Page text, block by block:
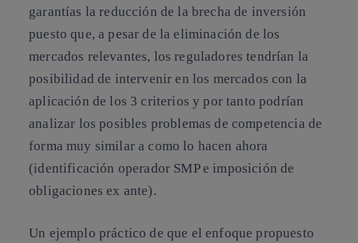
garantías la reducción de la brecha de inversión
puesto que, a pesar de la eliminación de los
mercados relevantes, los reguladores tendrían la
posibilidad de intervenir en los mercados con la
aplicación de los 3 criterios y por tanto podrían
analizar los posibles problemas de competencia de
forma muy similar a como lo hacen ahora
(identificación operador SMP e imposición de
obligaciones ex ante).
Un ejemplo práctico de que el enfoque propuesto